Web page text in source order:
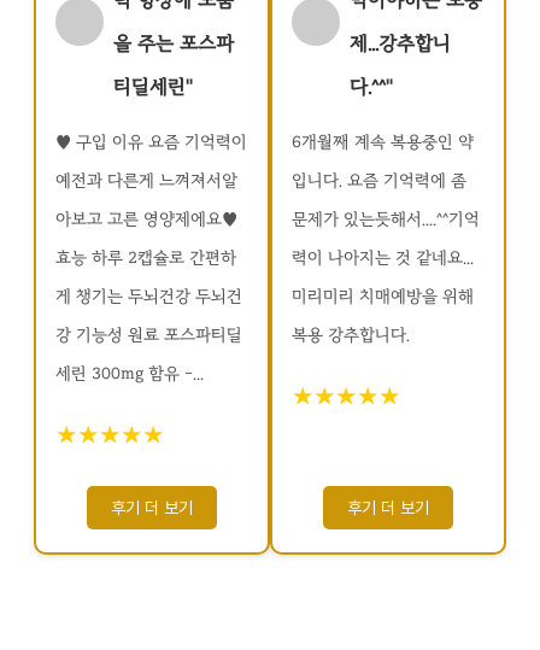
을 주는 포스파
티딜세린"
♥ 구입 이유 요즘 기억력이
예전과 다른게 느껴져서알
아보고 고른 영양제에요♥
효능 하루 2캡슐로 간편하
게 챙기는 두뇌건강 두뇌건
강 기능성 원료 포스파티딜
세린 300mg 함유 -...
★★★★★
후기 더 보기
제...강추합니
다.^^"
6개월째 계속 복용중인 약
입니다. 요즘 기억력에 좀
문제가 있는듯해서....^^기억
력이 나아지는 것 같네요...
미리미리 치매예방을 위해
복용 강추합니다.
★★★★★
후기 더 보기